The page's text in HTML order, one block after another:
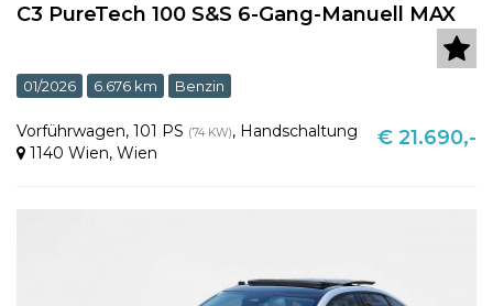
C3 PureTech 100 S&S 6-Gang-Manuell MAX
01/2026 6.676 km Benzin
Vorführwagen, 101 PS (74 KW), Handschaltung
1140 Wien, Wien
€ 21.690,-